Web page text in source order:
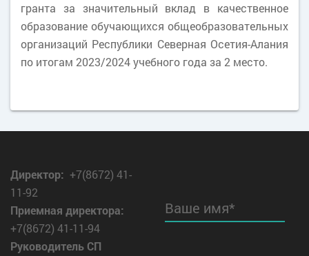
гранта за значительный вклад в качественное
образование обучающихся общеобразовательных
организаций Республики Северная Осетия-Алания
по итогам 2023/2024 учебного года за 2 место.
Директор: +7(8672) 41-
11-92
Приемная директора:
+7(8672) 41-11-94
Руководитель СП
Ваше имя*